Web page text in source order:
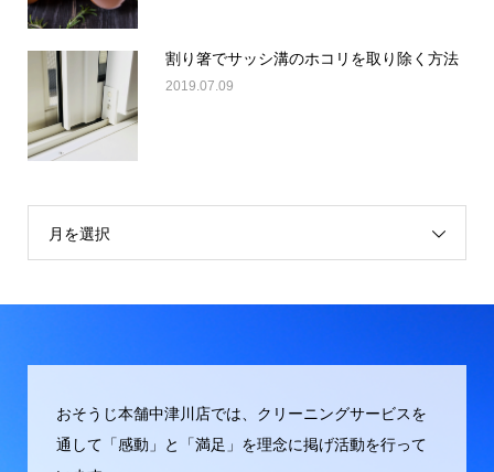
割り箸でサッシ溝のホコリを取り除く方法
2019.07.09
月を選択
おそうじ本舗中津川店では、クリーニングサービスを
通して「感動」と「満足」を理念に掲げ活動を行って